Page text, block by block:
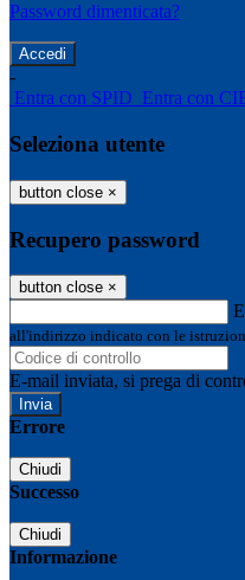
Password dimenticata?
-
Entra con SPID Entra con
Seleziona utente
button close ×
Recupero password
button close ×
all'indirizzo indicato con le
E-mail inviata, si prega di
Errore
Chiudi
Successo
Chiudi
Informazione